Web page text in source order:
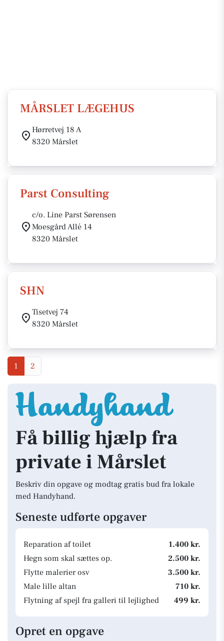
MÅRSLET LÆGEHUS
Hørretvej 18 A
8320 Mårslet
Parst Consulting
c/o. Line Parst Sørensen
Moesgård Allé 14
8320 Mårslet
SHN
Tisetvej 74
8320 Mårslet
1 2
Få billig hjælp fra
private i Mårslet
Beskriv din opgave og modtag gratis bud fra lokale
med Handyhand.
Seneste udførte opgaver
Reparation af toilet
1.400 kr.
Hegn som skal sættes op.
2.500 kr.
Flytte malerier osv
3.500 kr.
Male lille altan
710 kr.
Flytning af spejl fra galleri til lejlighed
499 kr.
Opret en opgave